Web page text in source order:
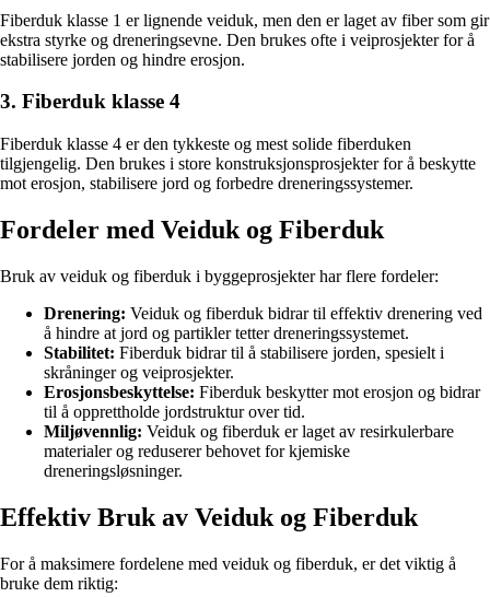
Fiberduk klasse 1 er lignende veiduk, men den er laget av fiber som gir
ekstra styrke og dreneringsevne. Den brukes ofte i veiprosjekter for å
stabilisere jorden og hindre erosjon.
3. Fiberduk klasse 4
Fiberduk klasse 4 er den tykkeste og mest solide fiberduken
tilgjengelig. Den brukes i store konstruksjonsprosjekter for å beskytte
mot erosjon, stabilisere jord og forbedre dreneringssystemer.
Fordeler med Veiduk og Fiberduk
Bruk av veiduk og fiberduk i byggeprosjekter har flere fordeler:
Drenering: Veiduk og fiberduk bidrar til effektiv drenering ved
å hindre at jord og partikler tetter dreneringssystemet.
Stabilitet: Fiberduk bidrar til å stabilisere jorden, spesielt i
skråninger og veiprosjekter.
Erosjonsbeskyttelse: Fiberduk beskytter mot erosjon og bidrar
til å opprettholde jordstruktur over tid.
Miljøvennlig: Veiduk og fiberduk er laget av resirkulerbare
materialer og reduserer behovet for kjemiske
dreneringsløsninger.
Effektiv Bruk av Veiduk og Fiberduk
For å maksimere fordelene med veiduk og fiberduk, er det viktig å
bruke dem riktig: